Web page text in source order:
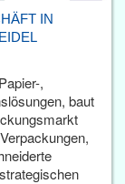
IN
,
baut